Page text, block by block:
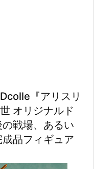
『アリスリ
オリジナルド
戦場、あるい
品フィギュア